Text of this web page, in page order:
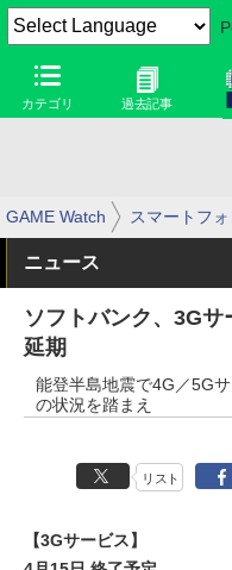
カテゴリ 過去記事
GAME Watch スマートフォ
ニュース
ソフトバンク、3G
延期
能登半島地震で4G／5G
の状況を踏まえ
リスト
【3Gサービス】